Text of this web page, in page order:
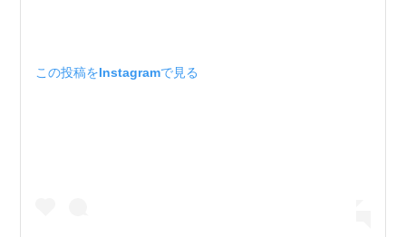
この投稿をInstagramで見る